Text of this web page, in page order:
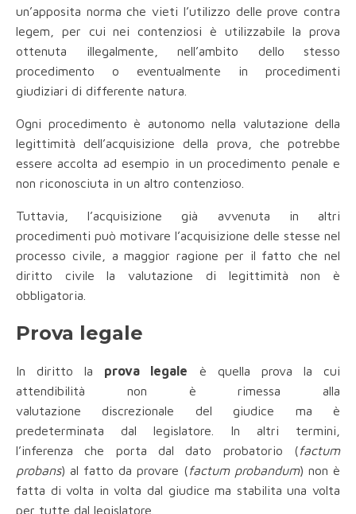
un’apposita norma che vieti l’utilizzo delle prove contra
legem, per cui nei contenziosi è utilizzabile la prova
ottenuta illegalmente, nell’ambito dello stesso
procedimento o eventualmente in procedimenti
giudiziari di differente natura.
Ogni procedimento è autonomo nella valutazione della
legittimità dell’acquisizione della prova, che potrebbe
essere accolta ad esempio in un procedimento penale e
non riconosciuta in un altro contenzioso.
Tuttavia, l’acquisizione già avvenuta in altri
procedimenti può motivare l’acquisizione delle stesse nel
processo civile, a maggior ragione per il fatto che nel
diritto civile la valutazione di legittimità non è
obbligatoria.
Prova legale
In diritto la prova legale è quella prova la cui
attendibilità non è rimessa alla
valutazione discrezionale del giudice ma è
predeterminata dal legislatore. In altri termini,
l’inferenza che porta dal dato probatorio (factum
probans) al fatto da provare (factum probandum) non è
fatta di volta in volta dal giudice ma stabilita una volta
per tutte dal legislatore.